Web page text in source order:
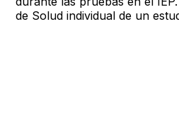
de Solud individual de un